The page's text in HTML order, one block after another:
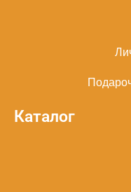
Каталог